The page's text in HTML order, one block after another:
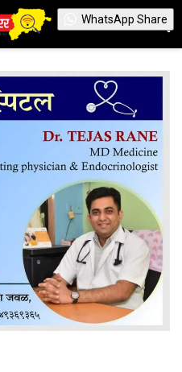
WhatsApp Share